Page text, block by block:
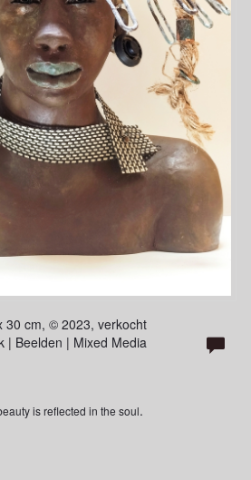
30 cm, © 2023, verkocht
| Beelden | Mixed Media
is reflected in the soul.